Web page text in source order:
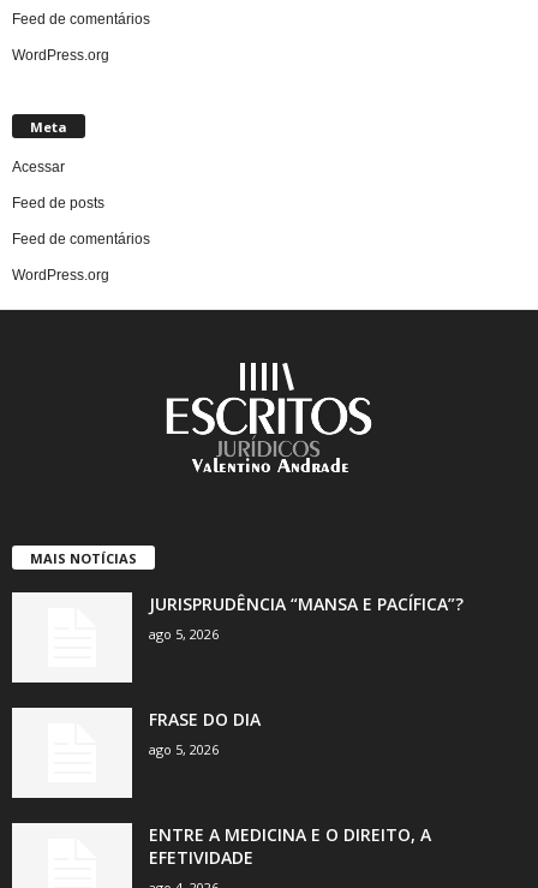
Feed de comentários
WordPress.org
Meta
Acessar
Feed de posts
Feed de comentários
WordPress.org
MAIS NOTÍCIAS
JURISPRUDÊNCIA “MANSA E PACÍFICA”?
ago 5, 2026
FRASE DO DIA
ago 5, 2026
ENTRE A MEDICINA E O DIREITO, A
EFETIVIDADE